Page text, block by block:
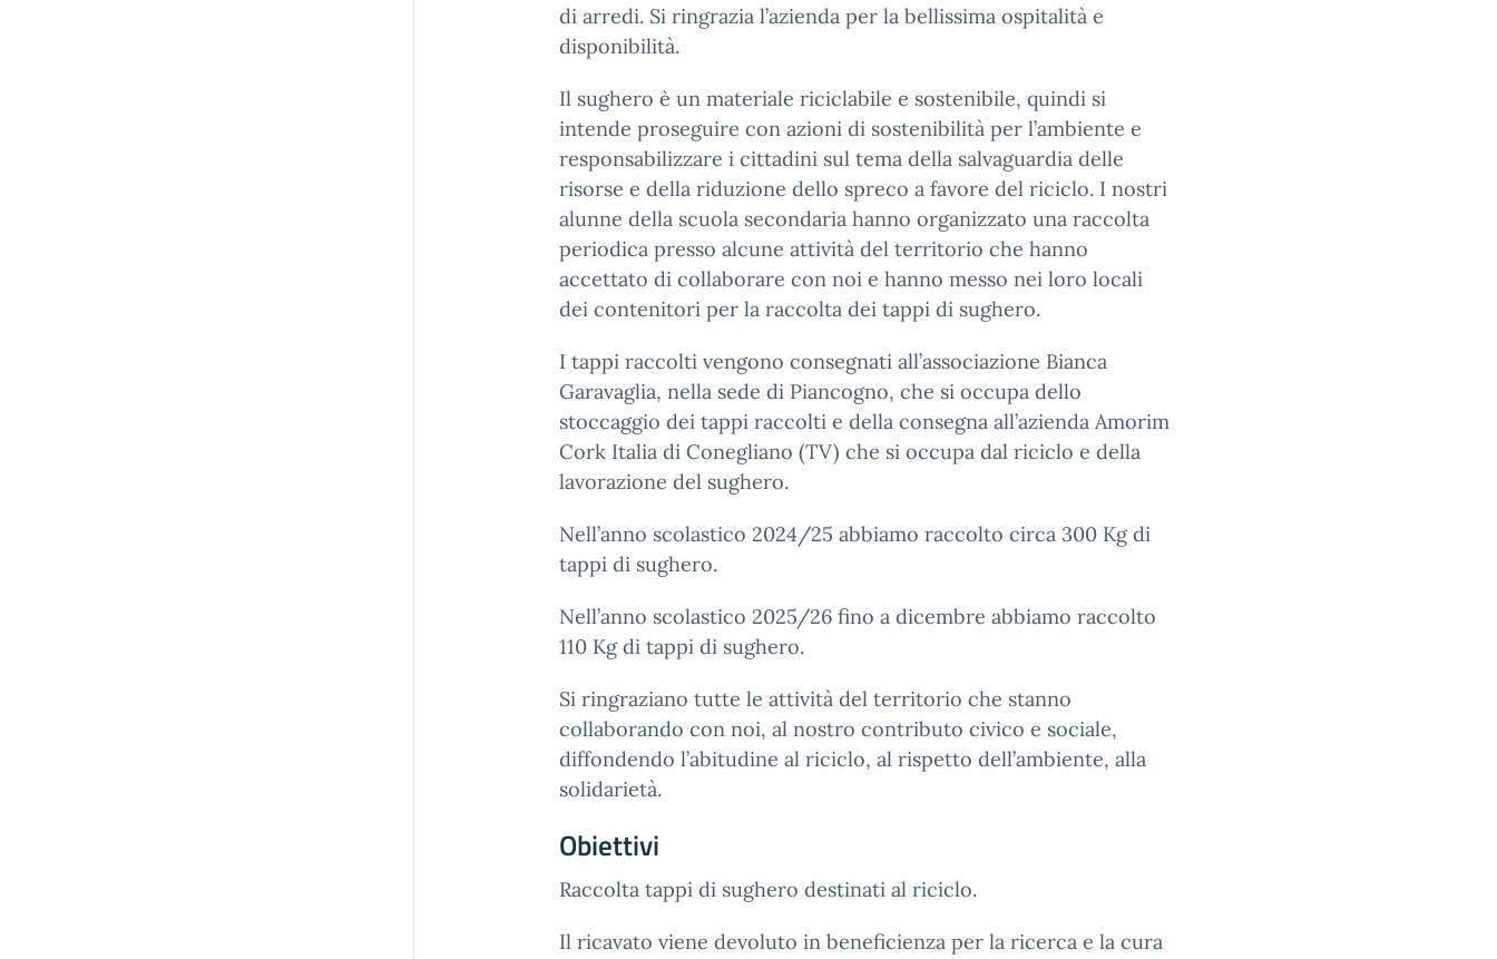
di arredi. Si ringrazia l’azienda per la bellissima ospitalità e
disponibilità.
Il sughero è un materiale riciclabile e sostenibile, quindi si
intende proseguire con azioni di sostenibilità per l’ambiente e
responsabilizzare i cittadini sul tema della salvaguardia delle
risorse e della riduzione dello spreco a favore del riciclo. I nostri
alunne della scuola secondaria hanno organizzato una raccolta
periodica presso alcune attività del territorio che hanno
accettato di collaborare con noi e hanno messo nei loro locali
dei contenitori per la raccolta dei tappi di sughero.
I tappi raccolti vengono consegnati all’associazione Bianca
Garavaglia, nella sede di Piancogno, che si occupa dello
stoccaggio dei tappi raccolti e della consegna all’azienda Amorim
Cork Italia di Conegliano (TV) che si occupa dal riciclo e della
lavorazione del sughero.
Nell’anno scolastico 2024/25 abbiamo raccolto circa 300 Kg di
tappi di sughero.
Nell’anno scolastico 2025/26 fino a dicembre abbiamo raccolto
110 Kg di tappi di sughero.
Si ringraziano tutte le attività del territorio che stanno
collaborando con noi, al nostro contributo civico e sociale,
diffondendo l’abitudine al riciclo, al rispetto dell’ambiente, alla
solidarietà.
Obiettivi
Raccolta tappi di sughero destinati al riciclo.
Il ricavato viene devoluto in beneficienza per la ricerca e la cura